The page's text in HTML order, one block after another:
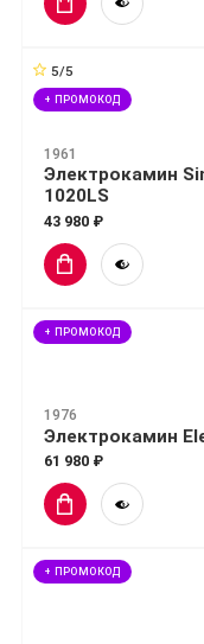
5/5
+ ПРОМОКОД
1961
Электрокамин
1020LS
43 980 ₽
+ ПРОМОКОД
1976
Электрокамин
61 980 ₽
+ ПРОМОКОД